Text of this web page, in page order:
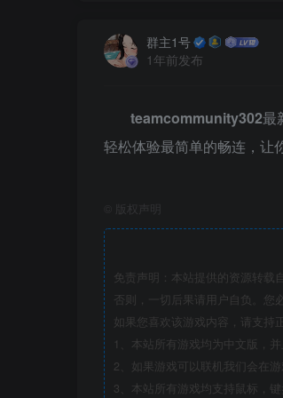
群主1号
1年前发布
teamcommunity302最
轻松体验最简单的畅连，让
版权声明
免责声明：本站提供的资源转载
否则，一切后果请用户自负。您
如果您喜欢该游戏内容，请支持
1、本站所有游戏均为中文版，
2、如果游戏可以联机我们会在
3、本站所有游戏均支持鼠标，